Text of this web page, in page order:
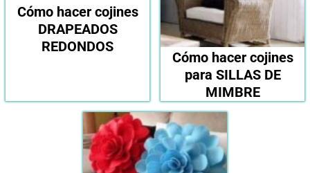
Cómo hacer cojines
DRAPEADOS
REDONDOS
Cómo hacer cojines
para SILLAS DE
MIMBRE